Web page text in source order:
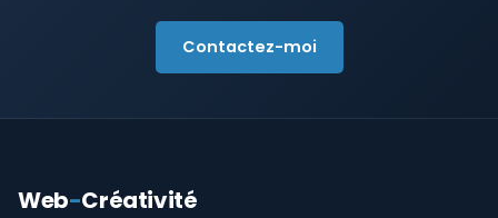
Contactez-moi
Web-Créativité